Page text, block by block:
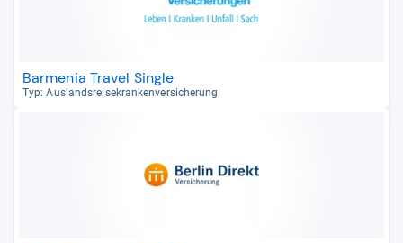
Barmenia Travel Single
Typ: Aus­lands­rei­se­kran­ken­ver­si­che­rung